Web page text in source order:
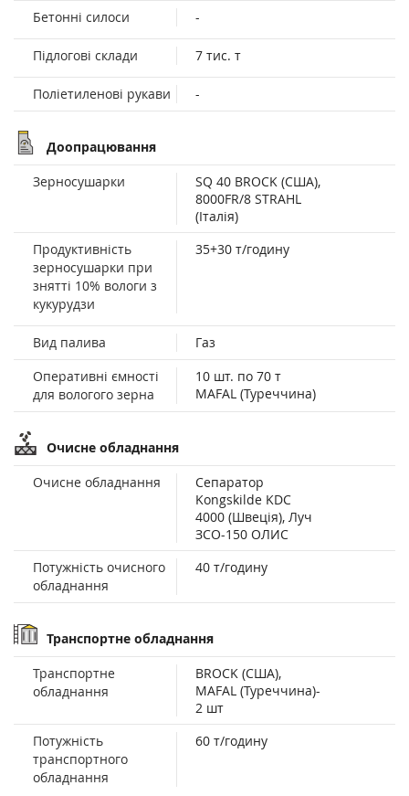
Бетонні силоси -
Підлогові склади 7 тис. т
Поліетиленові рукави -
Доопрацювання
Зерносушарки
SQ 40 BROCK (США),
8000FR/8 STRAHL
(Італія)
Продуктивність
зерносушарки при
знятті 10% вологи з
кукурудзи
35+30 т/годину
Вид палива
Газ
Оперативні ємності
для вологого зерна
10 шт. по 70 т
MAFAL (Туреччина)
Очисне обладнання
Очисне обладнання
Сепаратор
Kongskilde KDC
4000 (Швеція), Луч
ЗСО-150 ОЛИС
Потужність очисного
обладнання
40 т/годину
Транспортне обладнання
Транспортне
обладнання
BROCK (США),
MAFAL (Туреччина)-
2 шт
Потужність
транспортного
обладнання
60 т/годину